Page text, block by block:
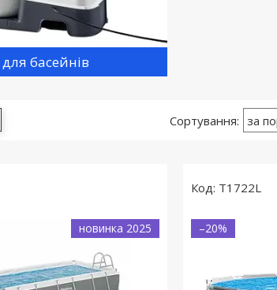
басейнів
новинка 2025
T1722L
–20%